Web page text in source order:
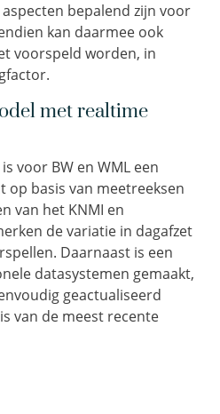
bepalend zijn voor
kan daarmee ook
voorspeld worden, in
met realtime
voor BW en WML een
op basis van meetreeksen
van het KNMI en
de variatie in dagafzet
Daarnaast is een
datasystemen gemaakt,
geactualiseerd
van de meest recente